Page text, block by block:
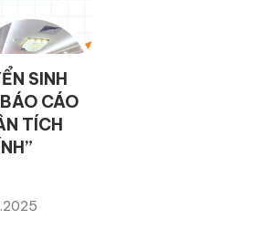
SINH
CÁO
TÍCH